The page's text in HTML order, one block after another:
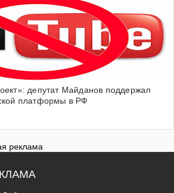
депутат Майданов поддержал
платформы в РФ
реклама